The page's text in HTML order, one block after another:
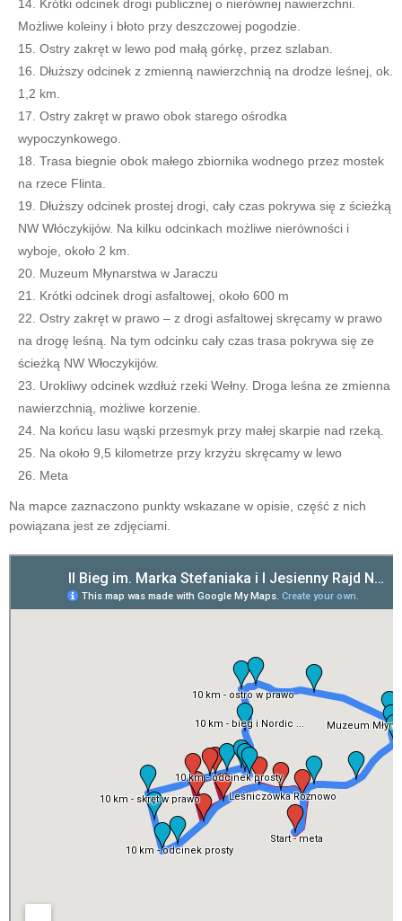
Krótki odcinek drogi publicznej o nierównej nawierzchni.
Możliwe koleiny i błoto przy deszczowej pogodzie.
Ostry zakręt w lewo pod małą górkę, przez szlaban.
Dłuższy odcinek z zmienną nawierzchnią na drodze leśnej, ok.
1,2 km.
Ostry zakręt w prawo obok starego ośrodka
wypoczynkowego.
Trasa biegnie obok małego zbiornika wodnego przez mostek
na rzece Flinta.
Dłuższy odcinek prostej drogi, cały czas pokrywa się z ścieżką
NW Włóczykijów. Na kilku odcinkach możliwe nierówności i
wyboje, około 2 km.
Muzeum Młynarstwa w Jaraczu
Krótki odcinek drogi asfaltowej, około 600 m
Ostry zakręt w prawo – z drogi asfaltowej skręcamy w prawo
na drogę leśną. Na tym odcinku cały czas trasa pokrywa się ze
ścieżką NW Włoczykijów.
Urokliwy odcinek wzdłuż rzeki Wełny. Droga leśna ze zmienna
nawierzchnią, możliwe korzenie.
Na końcu lasu wąski przesmyk przy małej skarpie nad rzeką.
Na około 9,5 kilometrze przy krzyżu skręcamy w lewo
Meta
Na mapce zaznaczono punkty wskazane w opisie, część z nich
powiązana jest ze zdjęciami.